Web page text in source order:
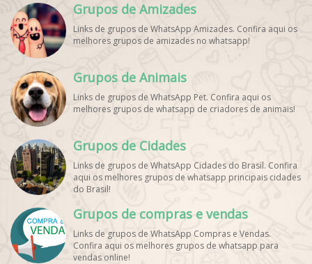
Grupos de Amizades
Links de grupos de WhatsApp Amizades. Confira aqui os
melhores grupos de amizades no whatsapp!
Grupos de Animais
Links de grupos de WhatsApp Pet. Confira aqui os
melhores grupos de whatsapp de criadores de animais!
Grupos de Cidades
Links de grupos de WhatsApp Cidades do Brasil. Confira
aqui os melhores grupos de whatsapp principais cidades
do Brasil!
Grupos de compras e vendas
Links de grupos de WhatsApp Compras e Vendas.
Confira aqui os melhores grupos de whatsapp para
vendas online!